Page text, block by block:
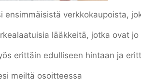
ensimmäisistä verkkokaupoista,
lääkkeitä, jotka ovat
erittäin edulliseen hintaan ja
meiltä osoitteessa